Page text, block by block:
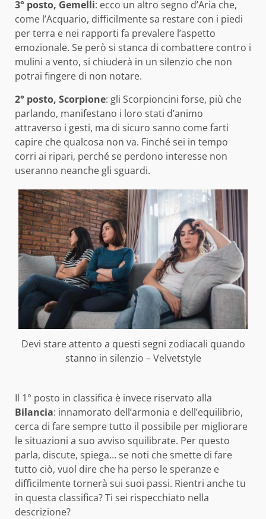
3° posto, Gemelli: ecco un altro segno d’Aria che,
come l’Acquario, difficilmente sa restare con i piedi
per terra e nei rapporti fa prevalere l’aspetto
emozionale. Se però si stanca di combattere contro i
mulini a vento, si chiuderà in un silenzio che non
potrai fingere di non notare.
2° posto, Scorpione: gli Scorpioncini forse, più che
parlando, manifestano i loro stati d’animo
attraverso i gesti, ma di sicuro sanno come farti
capire che qualcosa non va. Finché sei in tempo
corri ai ripari, perché se perdono interesse non
useranno neanche gli sguardi.
Devi stare attento a questi segni zodiacali quando
stanno in silenzio – Velvetstyle
Il 1° posto in classifica è invece riservato alla
Bilancia: innamorato dell’armonia e dell’equilibrio,
cerca di fare sempre tutto il possibile per migliorare
le situazioni a suo avviso squilibrate. Per questo
parla, discute, spiega… se noti che smette di fare
tutto ciò, vuol dire che ha perso le speranze e
difficilmente tornerà sui suoi passi. Rientri anche tu
in questa classifica? Ti sei rispecchiato nella
descrizione?